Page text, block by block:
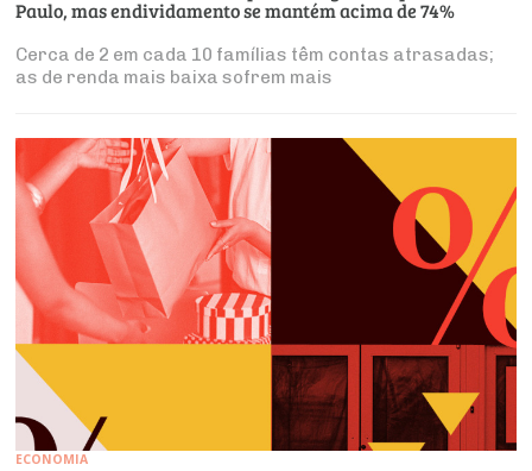
Paulo, mas endividamento se mantém acima de 74%
Cerca de 2 em cada 10 famílias têm contas atrasadas;
as de renda mais baixa sofrem mais
ECONOMIA